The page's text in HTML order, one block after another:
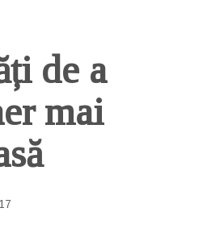
de a
mai